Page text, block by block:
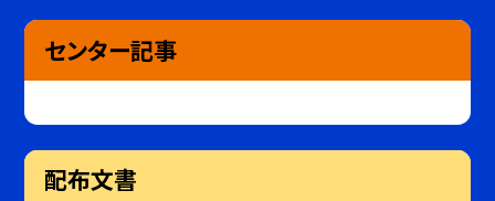
センター記事
配布文書